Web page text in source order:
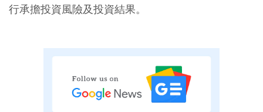
行承擔投資風險及投資結果。